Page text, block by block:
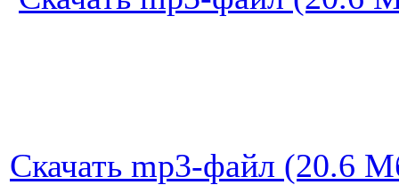
Скачать mp3-файл (20.6